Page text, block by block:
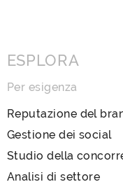
ESPLORA
Per esigenza
Reputazione del
Gestione dei social
Studio della
Analisi di settore